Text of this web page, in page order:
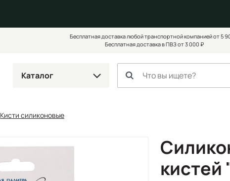
Бесплатная доставка любой транспортной компанией от 5
Бесплатная доставка в ПВЗ от 3 000 ₽
Каталог
Кисти силиконовые
кистей